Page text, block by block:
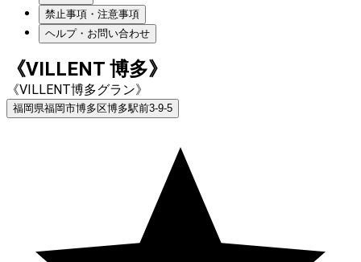
禁止事項・注意事項
ヘルプ・お問い合わせ
《VILLENT 博多》
《VILLENT博多グラン》
福岡県福岡市博多区博多駅前3-9-5